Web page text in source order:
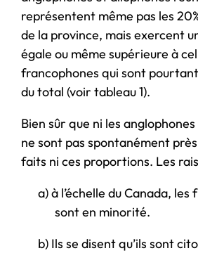
représentent même pas les
de la province, mais exercent
égale ou même supérieure à
francophones qui sont pourtant
du total (voir tableau 1).
Bien sûr que ni les
ne sont pas spontanément
faits ni ces proportions. Les
a)à l’échelle du Canada, les
sont en minorité.
b) Ils se disent qu’ils sont